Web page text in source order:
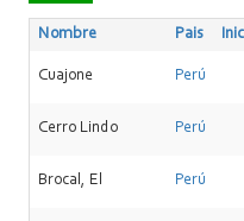
Nombre Pais
Cuajone Perú
Cerro Lindo Perú
Brocal, El Perú